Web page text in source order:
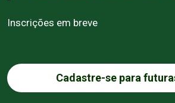
Inscrições em breve
Cadastre-se para